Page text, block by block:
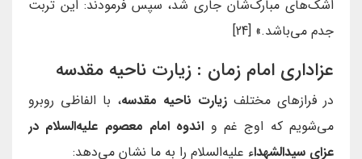
اشک‌هاى مبارک‌شان جارى شد، سپس فرمودند: اين تربت
جدم می‌‏باشد.» [24]
عزاداری امام زمان : زیارت ناحیه مقدسه
در فرازهای مختلف زیارت ناحیه مقدسه، با الفاظی روبرو
می‌شویم که اوج غم و اندوه امام معصوم علیه‌السلام در
عزای سیدالشهداء علیه‌السلام را به ما نشان می‌دهد: